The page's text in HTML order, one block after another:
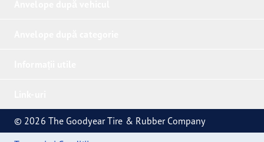
© 2026 The Goodyear Tire & Rubber Company